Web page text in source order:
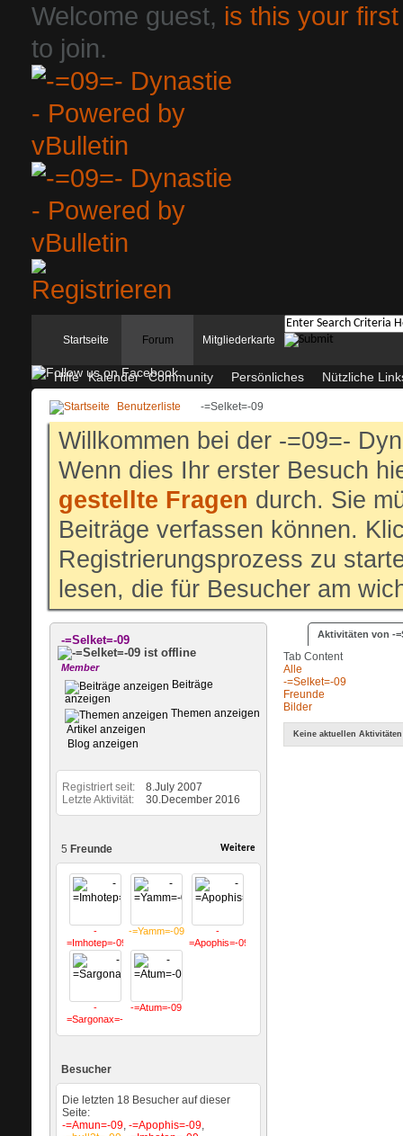
Welcome guest, is this your
to join.
Startseite Forum
Hilfe Kalender Community Persönliches Nützliche
Mitgliederkarte
Benutzerliste -=Selket=-09
Willkommen bei der -=09=-
Wenn dies Ihr erster Besuch
gestellte Fragen durch. Sie
Beiträge verfassen können.
Registrierungsprozess zu
lesen, die für Besucher am
-=Selket=-09
Member
Beiträge
anzeigen
Themen anzeigen
Artikel anzeigen
Blog anzeigen
Registriert seit
8.July 2007
Letzte Aktivität
30.December 2016
Weitere
5 Freunde
-
=Imhotep=-09
-=Yamm=-09
-
=Apophis=-09
-
=Sargonax=-09
-=Atum=-09
Besucher
Die letzten 18 Besucher auf dieser
Seite:
-=Amun=-09, -=Apophis=-09,
Aktivitäten von -
Tab Content
Alle
-=Selket=-09
Freunde
Bilder
Keine aktuellen Aktivitäten